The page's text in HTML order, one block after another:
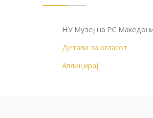
НУ Музеј на РС
Детали за огласот
Аплицирај